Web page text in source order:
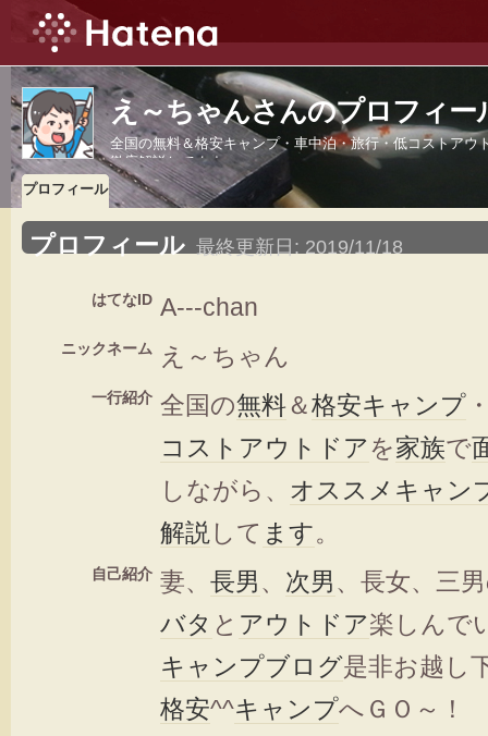
え～ちゃんさんのプロフィー
全国の無料＆格安キャンプ・車中泊・旅行・低コストア
徹底解説してます。
プロフィール
プロフィール 最終更新日: 2019/11/18
はてなID A---chan
ニックネーム え～ちゃん
一行紹介 全国の無料＆格安キャンプ
コスト アウトドアを家族で
しながら、 オススメ キャン
解説して ます。
自己紹介 妻、 長男、 次男、長女、三
バタ と アウトドア楽しんで
キャンプブログ是非お越し
格安^^キャンプへＧＯ～！